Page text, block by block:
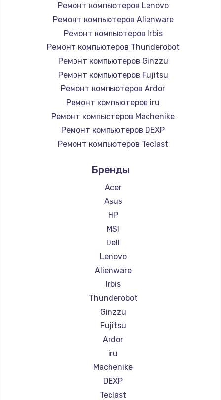
1500 руб.
Заказать
Замена шлейфа
1050 руб.
Замена клавиатуры
1130 руб.
Заказать
Замена тачпада
Заказать
3200 руб.
Заказать
Замена Bluetooth
4000 руб.
Заказать
Настройка ОС
1060 руб.
Заказать
Замена камеры ноутбука
Ремонт компьютеров Lenovo
Ремонт компьютеров Alienware
Ремонт компьютеров Irbis
Ремонт компьютеров Thunderobot
Ремонт компьютеров Ginzzu
Ремонт компьютеров Fujitsu
Ремонт компьютеров Ardor
Ремонт компьютеров iru
Ремонт компьютеров Machenike
Ремонт компьютеров DEXP
Ремонт компьютеров Teclast
Ремонт компьютеров Beelink
Ремонт компьютеров CHUWI
Бренды
Acer
Asus
HP
MSI
Dell
Lenovo
Alienware
Irbis
Thunderobot
Ginzzu
Fujitsu
Ardor
iru
Machenike
DEXP
Teclast